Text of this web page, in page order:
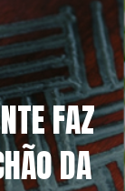
FAZ
DA